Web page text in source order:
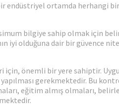
ortamda herhangi
bilgiye sahip olmak için
iyi olduğuna dair bir güvence
önemli bir yere sahiptir.
gerekmektedir. Bu
eğitim almış olmaları,